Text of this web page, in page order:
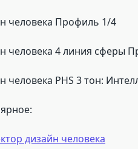
человека Профиль 1/4
человека 4 линия сферы
человека PHS 3 тон:
дизайн человека